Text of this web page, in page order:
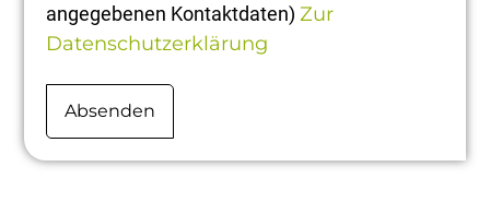
angegebenen Kontaktdaten) Zur
Datenschutzerklärung
Absenden